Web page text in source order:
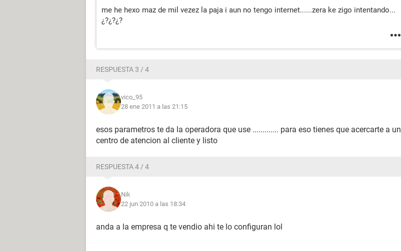
me he hexo maz de mil vezez la paja i aun no tengo internet......zera ke zigo intentando...
¿?¿?¿?
RESPUESTA 3 / 4
vico_95
28 ene 2011 a las 21:15
esos parametros te da la operadora que use ............. para eso tienes que acercarte a un
centro de atencion al cliente y listo
RESPUESTA 4 / 4
Nik
22 jun 2010 a las 18:34
anda a la empresa q te vendio ahi te lo configuran lol